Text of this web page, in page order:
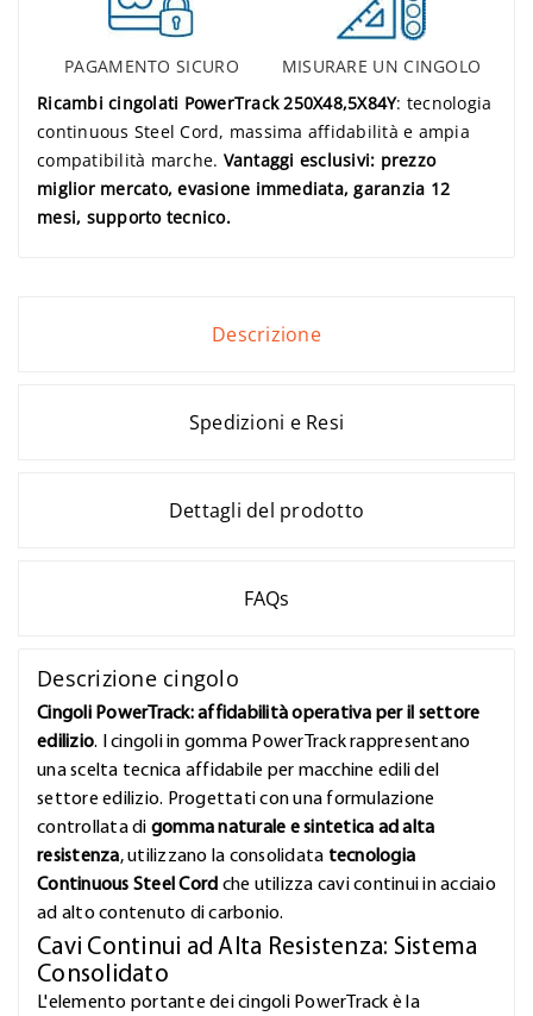
PAGAMENTO SICURO
MISURARE UN CINGOLO
Ricambi cingolati PowerTrack 250X48,5X84Y: tecnologia
continuous Steel Cord, massima affidabilità e ampia
compatibilità marche. Vantaggi esclusivi: prezzo
miglior mercato, evasione immediata, garanzia 12
mesi, supporto tecnico.
Descrizione
Spedizioni e Resi
Dettagli del prodotto
FAQs
Descrizione cingolo
Cingoli PowerTrack: affidabilità operativa per il settore
edilizio. I cingoli in gomma PowerTrack rappresentano
una scelta tecnica affidabile per macchine edili del
settore edilizio. Progettati con una formulazione
controllata di gomma naturale e sintetica ad alta
resistenza, utilizzano la consolidata tecnologia
Continuous Steel Cord che utilizza cavi continui in acciaio
ad alto contenuto di carbonio.
Cavi Continui ad Alta Resistenza: Sistema
Consolidato
L'elemento portante dei cingoli PowerTrack è la